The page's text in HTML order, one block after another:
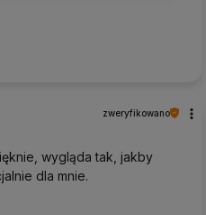
zweryfikowano
wygląda tak, jakby
dla mnie.